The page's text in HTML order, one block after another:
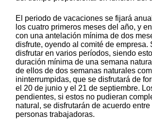
El periodo de vacaciones se fijará
los cuatro primeros meses del año, y
con una antelación mínima de dos
disfrute, oyendo al comité de empresa.
disfrutar en varios períodos, siendo
duración mínima de una semana
de ellos de dos semanas naturales
ininterrumpidas, que se disfrutará de
el 20 de junio y el 21 de septiembre.
pendientes, si estos no pudieran
natural, se disfrutarán de acuerdo
personas trabajadoras.